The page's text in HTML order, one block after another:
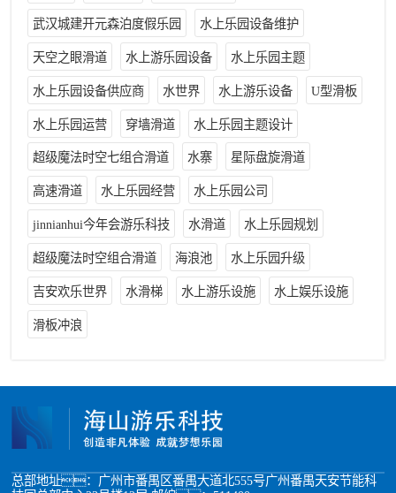
武汉城建开元森泊度假乐园 水上乐园设备维护
天空之眼滑道 水上游乐园设备 水上乐园主题
水上乐园设备供应商 水世界 水上游乐设备 U型滑板
水上乐园运营 穿墙滑道 水上乐园主题设计
超级魔法时空七组合滑道 水寨 星际盘旋滑道
高速滑道 水上乐园经营 水上乐园公司
jinnianhui今年会游乐科技 水滑道 水上乐园规划
超级魔法时空组合滑道 海浪池 水上乐园升级
吉安欢乐世界 水滑梯 水上游乐设施 水上娱乐设施
滑板冲浪
总部地址：广州市番禺区番禺大道北555号广州番禺天安节能科